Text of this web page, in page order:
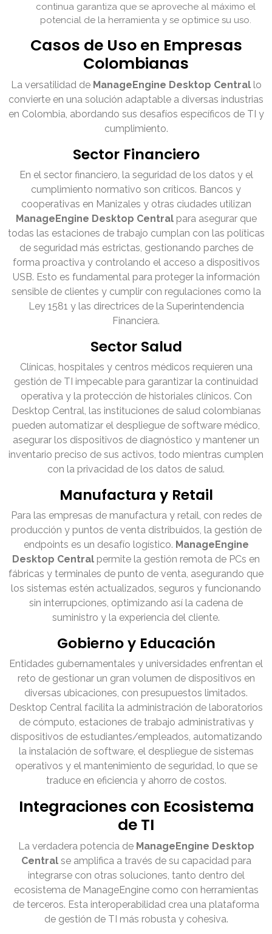
continua garantiza que se aproveche al máximo el
potencial de la herramienta y se optimice su uso.
Casos de Uso en Empresas
Colombianas
La versatilidad de ManageEngine Desktop Centrallo
convierte en una solución adaptable a diversas industrias
en Colombia, abordando sus desafíos específicos de TI y
cumplimiento.
Sector Financiero
En el sector financiero, la seguridad de los datos y el
cumplimiento normativo son críticos. Bancos y
cooperativas en Manizales y otras ciudades utilizan
ManageEngine Desktop Centralpara asegurar que
todas las estaciones de trabajo cumplan con las políticas
de seguridad más estrictas, gestionando parches de
forma proactiva y controlando el acceso a dispositivos
USB. Esto es fundamental para proteger la información
sensible de clientes y cumplir con regulaciones como la
Ley 1581 y las directrices de la Superintendencia
Financiera.
Sector Salud
Clínicas, hospitales y centros médicos requieren una
gestión de TI impecable para garantizar la continuidad
operativa y la protección de historiales clínicos. Con
Desktop Central, las instituciones de salud colombianas
pueden automatizar el despliegue de software médico,
asegurar los dispositivos de diagnóstico y mantener un
inventario preciso de sus activos, todo mientras cumplen
con la privacidad de los datos de salud.
Manufactura y Retail
Para las empresas de manufactura y retail, con redes de
producción y puntos de venta distribuidos, la gestión de
endpoints es un desafío logístico. ManageEngine
Desktop Central permite la gestión remota de PCs en
fábricas y terminales de punto de venta, asegurando que
los sistemas estén actualizados, seguros y funcionando
sin interrupciones, optimizando así la cadena de
suministro y la experiencia del cliente.
Gobierno y Educación
Entidades gubernamentales y universidades enfrentan el
reto de gestionar un gran volumen de dispositivos en
diversas ubicaciones, con presupuestos limitados.
Desktop Central facilita la administración de laboratorios
de cómputo, estaciones de trabajo administrativas y
dispositivos de estudiantes/empleados, automatizando
la instalación de software, el despliegue de sistemas
operativos y el mantenimiento de seguridad, lo que se
traduce en eficiencia y ahorro de costos.
Integraciones con Ecosistema
de TI
La verdadera potencia de ManageEngine Desktop
Centralse amplifica a través de su capacidad para
integrarse con otras soluciones, tanto dentro del
ecosistema de ManageEngine como con herramientas
de terceros. Esta interoperabilidad crea una plataforma
de gestión de TI más robusta y cohesiva.